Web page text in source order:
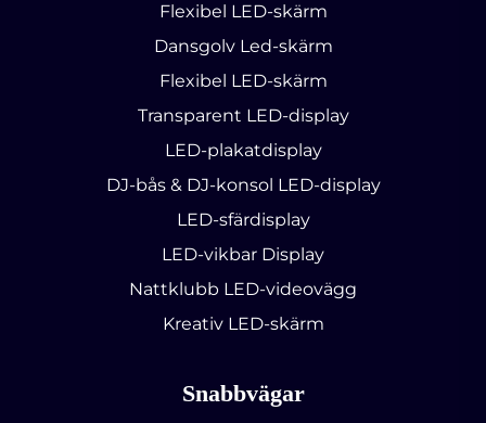
Flexibel LED-skärm
Dansgolv Led-skärm
Flexibel LED-skärm
Transparent LED-display
LED-plakatdisplay
DJ-bås & DJ-konsol LED-display
LED-sfärdisplay
LED-vikbar Display
Nattklubb LED-videovägg
Kreativ LED-skärm
Snabbvägar